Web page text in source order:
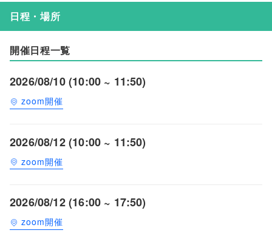
日程・場所
開催日程一覧
2026/08/10 (10:00 ~ 11:50)
zoom開催
2026/08/12 (10:00 ~ 11:50)
zoom開催
2026/08/12 (16:00 ~ 17:50)
zoom開催